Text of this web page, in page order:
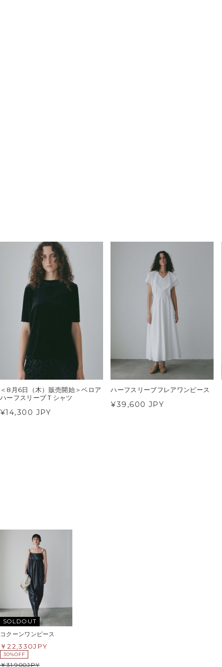
＜8月6日（木）販売開始＞ベロア
ハーフスリーブＴシャツ
¥14,300 JPY
ハーフスリーブフレアワンピース
¥39,600 JPY
SOLDOUT
コクーンワンピース
22,330JPY
30%OFF
31,900JPY